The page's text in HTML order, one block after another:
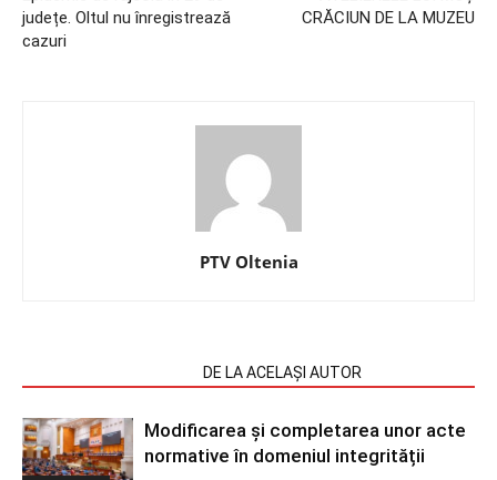
județe. Oltul nu înregistrează
cazuri
CRĂCIUN DE LA MUZEU
PTV Oltenia
DE LA ACELAȘI AUTOR
Modificarea și completarea unor acte
normative în domeniul integrității